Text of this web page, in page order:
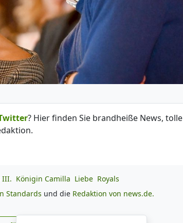
? Hier finden Sie brandheiße News, tolle
III. Königin Camilla Liebe Royals
Standards und die Redaktion von news.de.